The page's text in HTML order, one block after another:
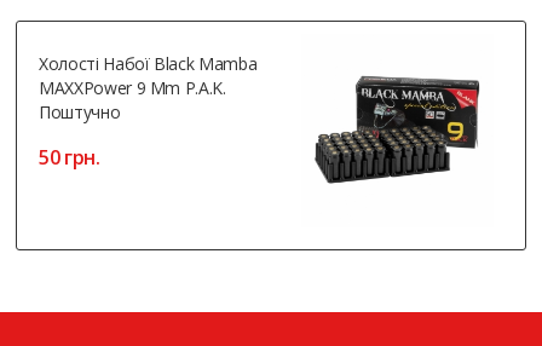
Холості Набої Black Mamba
MAXXPower 9 Mm P.A.K.
Поштучно
50 грн.